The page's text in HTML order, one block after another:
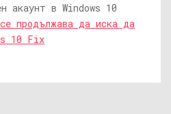
акаунт в Windows 10
продължава да иска да
10 Fix